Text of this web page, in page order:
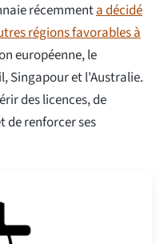
récemmenta décidé
régions favorables à
européenne, le
Singapour et l'Australie.
des licences, de
de renforcer ses